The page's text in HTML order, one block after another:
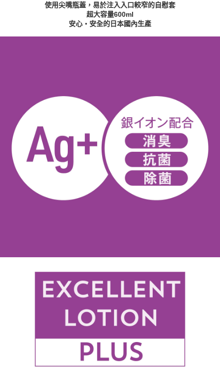
使用尖嘴瓶蓋，易於注入入口較窄的自慰套
超大容量600ml
安心・安全的日本國內生產